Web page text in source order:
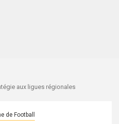
aux ligues régionales
de Football